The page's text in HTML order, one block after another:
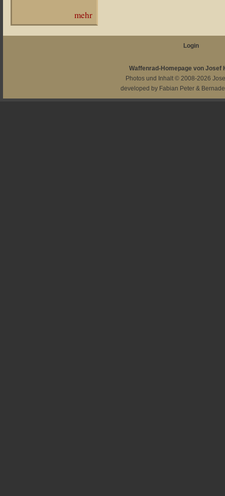
mehr
Login
Waffenrad-Homepage von Josef
Photos und Inhalt © 2008-2026
developed by Fabian Peter &